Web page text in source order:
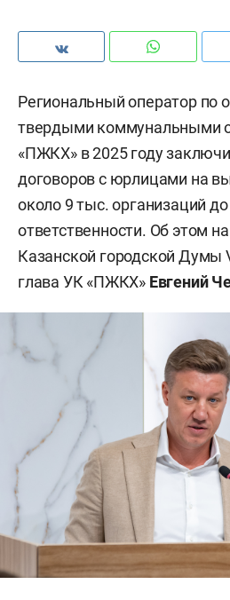
Региональный оператор по
твердыми коммунальными
«ПЖКХ» в 2025 году
договоров с юрлицами на
около 9 тыс. организаций до
ответственности. Об этом
Казанской городской Думы
глава УК «ПЖКХ» Евгений